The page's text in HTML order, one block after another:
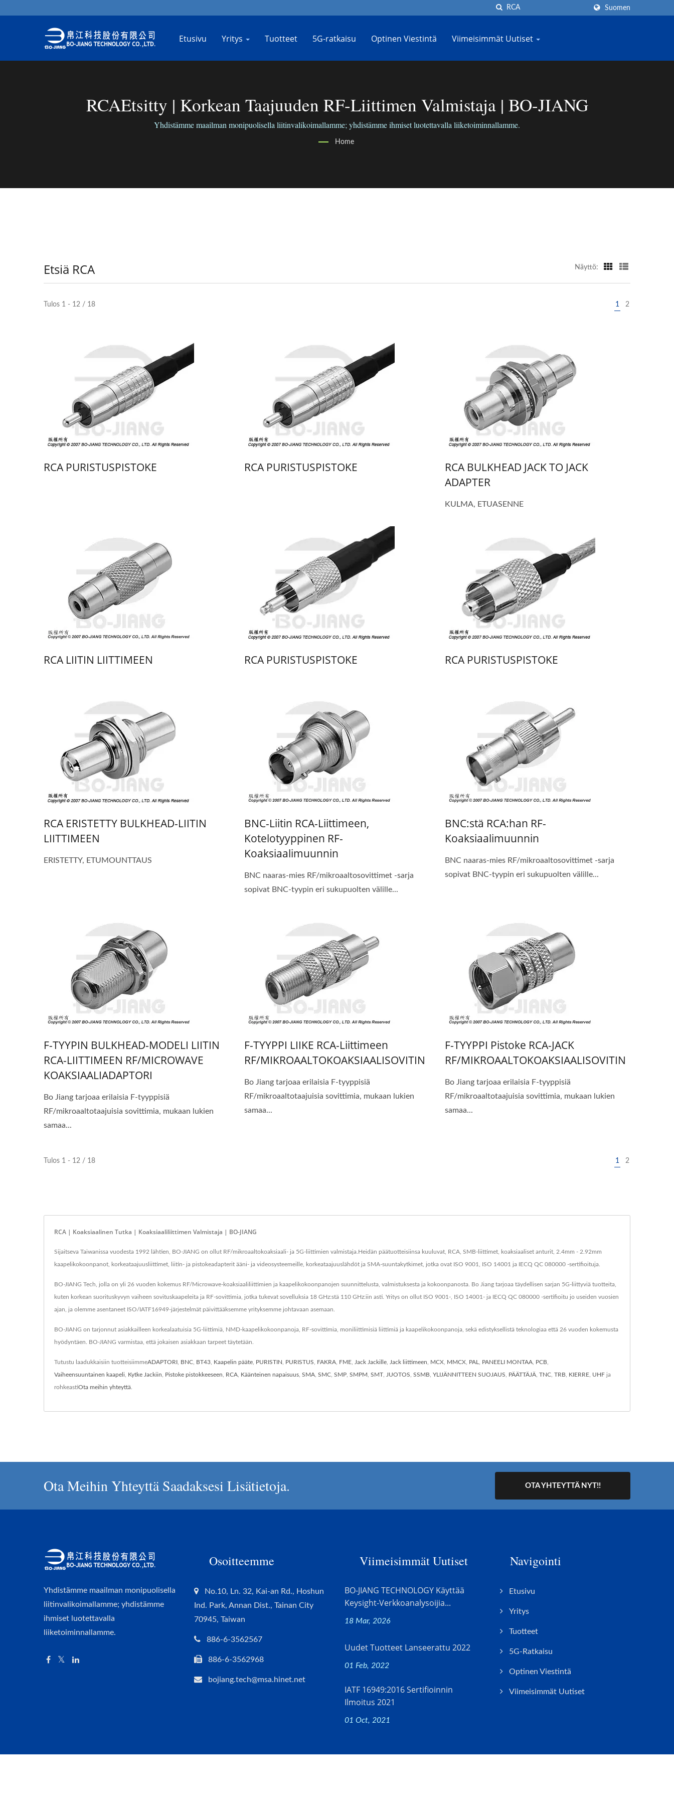
Suomen
Etusivu Yritys Tuotteet 5G-ratkaisu Optinen Viestintä Viimeisimmät Uutiset
RCAEtsitty | Korkean Taajuuden RF-Liittimen Valmistaja | BO-JIANG
Yhdistämme maailman monipuolisella liitinvalikoimallamme; yhdistämme ihmiset luotettavalla liiketoiminnallamme.
Home
Etsiä RCA Näyttö:
Tulos 1 - 12 / 18 1 2
RCA PURISTUSPISTOKE RCA PURISTUSPISTOKE
RCA BULKHEAD JACK TO JACK
ADAPTER
KULMA, ETUASENNE
RCA LIITIN LIITTIMEEN RCA PURISTUSPISTOKE RCA PURISTUSPISTOKE
RCA ERISTETTY BULKHEAD-LIITIN
LIITTIMEEN
ERISTETTY, ETUMOUNTTAUS
BNC-Liitin RCA-Liittimeen,
Kotelotyyppinen RF-
Koaksiaalimuunnin
BNC naaras-mies RF/mikroaaltosovittimet -sarja
sopivat BNC-tyypin eri sukupuolten välille...
BNC:stä RCA:han RF-
Koaksiaalimuunnin
BNC naaras-mies RF/mikroaaltosovittimet -sarja
sopivat BNC-tyypin eri sukupuolten välille...
F-TYYPIN BULKHEAD-MODELI LIITIN
RCA-LIITTIMEEN RF/MICROWAVE
KOAKSIAALIADAPTORI
Bo Jiang tarjoaa erilaisia F-tyyppisiä
RF/mikroaaltotaajuisia sovittimia, mukaan lukien
samaa...
F-TYYPPI LIIKE RCA-Liittimeen
RF/MIKROAALTOKOAKSIAALISOVITIN
Bo Jiang tarjoaa erilaisia F-tyyppisiä
RF/mikroaaltotaajuisia sovittimia, mukaan lukien
samaa...
F-TYYPPI Pistoke RCA-JACK
RF/MIKROAALTOKOAKSIAALISOVITIN
Bo Jiang tarjoaa erilaisia F-tyyppisiä
RF/mikroaaltotaajuisia sovittimia, mukaan lukien
samaa...
Tulos 1 - 12 / 18 1 2
RCA | Koaksiaalinen Tutka | Koaksiaaliliittimen Valmistaja | BO-JIANG
Sijaitseva Taiwanissa vuodesta 1992 lähtien, BO-JIANG on ollut RF/mikroaaltokoaksiaali- ja 5G-liittimien valmistaja.Heidän päätuotteisiinsa kuuluvat, RCA, SMB-liittimet, koaksiaaliset anturit, 2.4mm - 2.92mm
kaapelikokoonpanot, korkeataajuusliittimet, liitin- ja pistokeadapterit ääni- ja videosysteemeille, korkeataajuuslähdöt ja SMA-suuntakytkimet, jotka ovat ISO 9001, ISO 14001 ja IECQ QC 080000 -sertifioituja.
BO-JIANG Tech, jolla on yli 26 vuoden kokemus RF/Microwave-koaksiaaliliittimien ja kaapelikokoonpanojen suunnittelusta, valmistuksesta ja kokoonpanosta. Bo Jiang tarjoaa täydellisen sarjan 5G-liittyviä tuotteita,
kuten korkean suorituskyvyn vaiheen sovituskaapeleita ja RF-sovittimia, jotka tukevat sovelluksia 18 GHz:stä 110 GHz:iin asti. Yritys on ollut ISO 9001-, ISO 14001- ja IECQ QC 080000 -sertifioitu jo useiden vuosien
ajan, ja olemme asentaneet ISO/IATF16949-järjestelmät päivittääksemme yrityksemme johtavaan asemaan.
BO-JIANG on tarjonnut asiakkailleen korkealaatuisia 5G-liittimiä, NMD-kaapelikokoonpanoja, RF-sovittimia, moniliittimisiä liittimiä ja kaapelikokoonpanoja, sekä edistyksellistä teknologiaa että 26 vuoden kokemusta
hyödyntäen. BO-JIANG varmistaa, että jokaisen asiakkaan tarpeet täytetään.
Tutustu laadukkaisiin tuotteisiimmeADAPTORI BNC BT43 Kaapelin pääte PURISTIN PURISTUS FAKRA FME Jack Jackille Jack liittimeen MCX MMCX PAL PANEELI MONTAA PCB
Vaiheensuuntainen kaapeli Kytke Jackiin Pistoke pistokkeeseen RCA Käänteinen napaisuus SMA SMC SMP SMPM SMT JUOTOS SSMB YLIJÄNNITTEEN SUOJAUS PÄÄTTÄJÄ TNC TRB KIERRE UHF ja
rohkeastiOta meihin yhteyttä
Ota Meihin Yhteyttä Saadaksesi Lisätietoja. OTA YHTEYTTÄ NYT!!
Yhdistämme maailman monipuolisella
liitinvalikoimallamme; yhdistämme
ihmiset luotettavalla
liiketoiminnallamme.
Osoitteemme
No.10, Ln. 32, Kai-an Rd., Hoshun
Ind. Park, Annan Dist., Tainan City
70945, Taiwan
886-6-3562567
886-6-3562968
bojiang.tech@msa.hinet.net
Viimeisimmät Uutiset
BO-JIANG TECHNOLOGY Käyttää
Keysight-Verkkoanalysoijia...
18 Mar, 2026
Uudet Tuotteet Lanseerattu 2022
01 Feb, 2022
IATF 16949:2016 Sertifioinnin
Ilmoitus 2021
01 Oct, 2021
Navigointi
Etusivu
Yritys
Tuotteet
5G-Ratkaisu
Optinen Viestintä
Viimeisimmät Uutiset